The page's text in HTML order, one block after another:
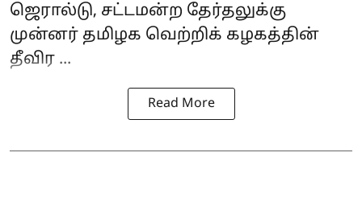
ஜெரால்டு, சட்டமன்ற தேர்தலுக்கு
முன்னர் தமிழக வெற்றிக் கழகத்தின்
தீவிர ...
Read More